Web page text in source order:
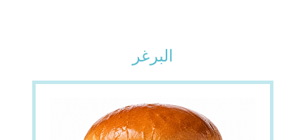
البرغر